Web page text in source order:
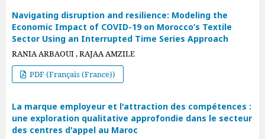
Navigating disruption and resilience: Modeling the
Economic Impact of COVID-19 on Morocco’s Textile
Sector Using an Interrupted Time Series Approach
RANIA ARBAOUI , RAJAA AMZILE
PDF (Français (France))
La marque employeur et l'attraction des compétences :
une exploration qualitative approfondie dans le secteur
des centres d'appel au Maroc